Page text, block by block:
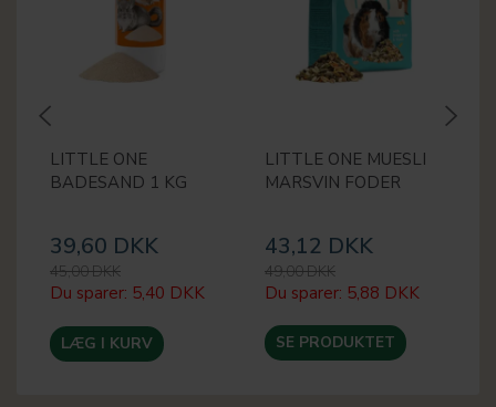
LITTLE ONE
BADESAND 1 KG
39,60 DKK
45,00 DKK
Du sparer: 5,40 DKK
LÆG I KURV
LITTLE ONE MUESLI
MARSVIN FODER
43,12 DKK
49,00 DKK
Du sparer: 5,88 DKK
SE PRODUKTET